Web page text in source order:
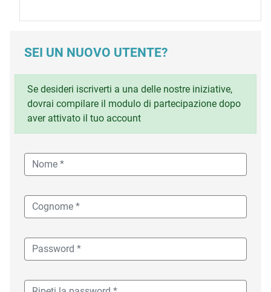
SEI UN NUOVO UTENTE?
Se desideri iscriverti a una delle nostre iniziative,
dovrai compilare il modulo di partecipazione dopo
aver attivato il tuo account